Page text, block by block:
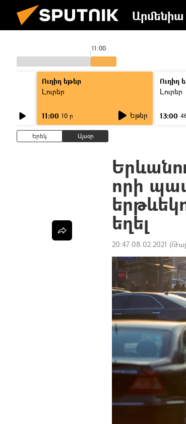
Արմենիա
11:00
Ուղիղ եթեր
Լուրեր
11:00 10 ր Եթեր
Ուղիղ
Լուրեր
13:00
Երեկ Այսօր
որի
եղել
20:47 08.02.2021